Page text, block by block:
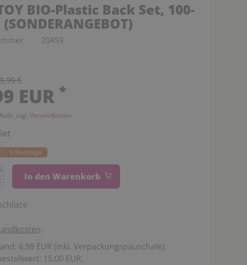
BIO-Plastic Back Set, 100-
20459
€
EUR *
zzgl. Versandkosten
- 3 Werktage
In den Warenkorb
6,98 EUR (inkl. Verpackungspauschale).
15,00 EUR.